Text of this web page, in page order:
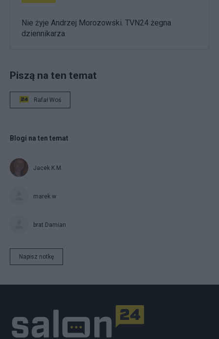
Nie żyje Andrzej Morozowski. TVN24 żegna
dziennikarza
Piszą na ten temat
Rafał Woś
Blogi na ten temat
Jacek K.M.
marek.w
brat Damian
Napisz notkę